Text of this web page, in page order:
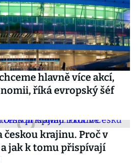
hlavně více akcí,
říká evropský šéf
českou krajinu. Proč v
jak k tomu přispívají